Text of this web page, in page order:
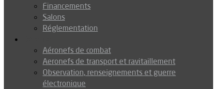
Financements
Salons
Réglementation
Aéronefs de combat
Aeronefs de transport et ravitaillement
Observation, renseignements et guerre
électronique